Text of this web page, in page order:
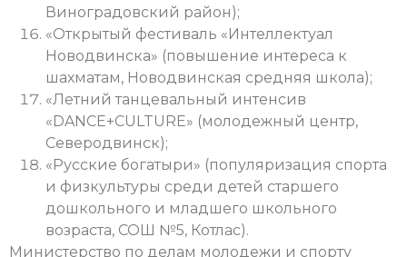
Виноградовский район);
«Открытый фестиваль «Интеллектуал
Новодвинска» (повышение интереса к
шахматам, Новодвинская средняя школа);
«Летний танцевальный интенсив
«DANCE+CULTURE» (молодежный центр,
Северодвинск);
«Русские богатыри» (популяризация спорта
и физкультуры среди детей старшего
дошкольного и младшего школьного
возраста, СОШ №5, Котлас).
Министерство по делам молодежи и спорту